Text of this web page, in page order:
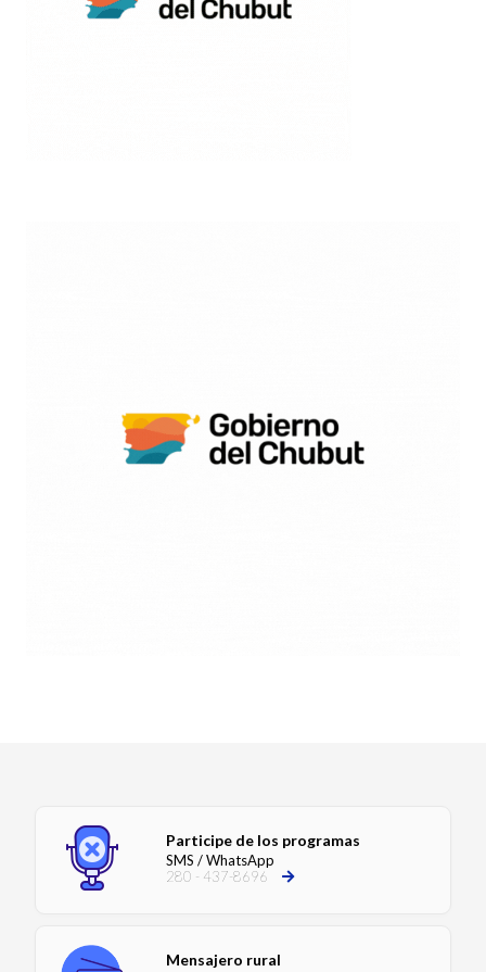
Participe de los programas
SMS / WhatsApp
280 - 437-8696
Mensajero rural